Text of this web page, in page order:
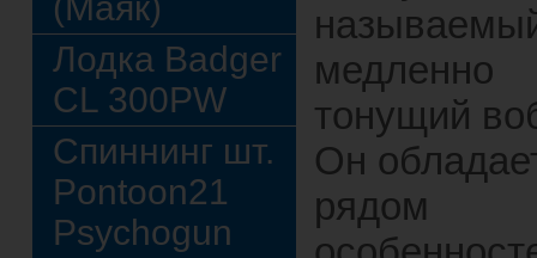
Лодка Badger
CL 300PW
Спиннинг шт.
Pontoon21
Psychogun
медленно
тонущий
Он
рядом